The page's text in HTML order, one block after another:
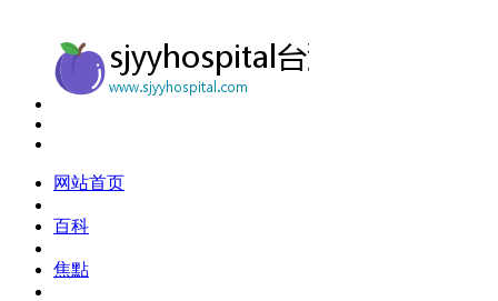
网站首页
百科
焦點